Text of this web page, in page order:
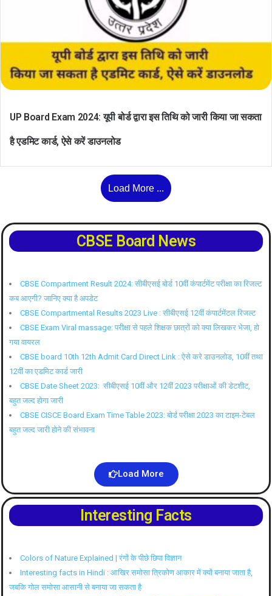
UP Board Exam 2024: यूपी बोर्ड द्वारा इस तिथि को जारी किया जा सकता
है एडमिट कार्ड, ऐसे करें डाउनलोड
Load More ...
CBSE Board News
CBSE Compartment Result 2024: सीबीएसई बोर्ड 10वीं कंपार्टमेंट परीक्षा का रिजल्ट
कब आएगी? जानिए क्या है अपडेट
CBSE Compartmental Results 2023 Live : सीबीएसई 12वीं कंपार्टमेंटल रिजल्ट
CBSE Exam Viral massage: परीक्षा से पहले शिक्षक छात्रों को क्या लिखकर भेजा, हो
गया वायरल
CBSE board 10th 12th Admit Card Direct Link : ऐसे करे डाउनलोड, 10वीं तथा
12वीं का एडमिट कार्ड जारी
CBSE Date Sheet 2023: सीबीएसई 10वीं और 12वीं 2023 परीक्षाओं की डेटशीट,
बहुत जल्द होगा जारी
CBSE CISCE Board Exam Time Table 2023: बोर्ड परीक्षा 2023 का टाइम-टेबल
बहुत जल्द जारी होने की संभावना
Load More
Interesting Facts
Colors of Nature Explained | रंगों के पीछे छिपा विज्ञान
Interesting facts in Hindi : आखिर समोसा त्रिकोण आकार में क्यों बनाया जाता है,
जबकि गोल समोसा आसानी से बनाया जा सकता है